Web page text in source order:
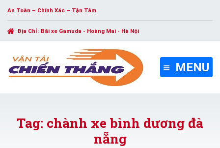
An Toàn – Chính Xác – Tận Tâm
Địa Chỉ: Bãi xe Gamuda - Hoàng Mai - Hà Nội
MENU
Tag: chành xe bình dương đà
nẵng